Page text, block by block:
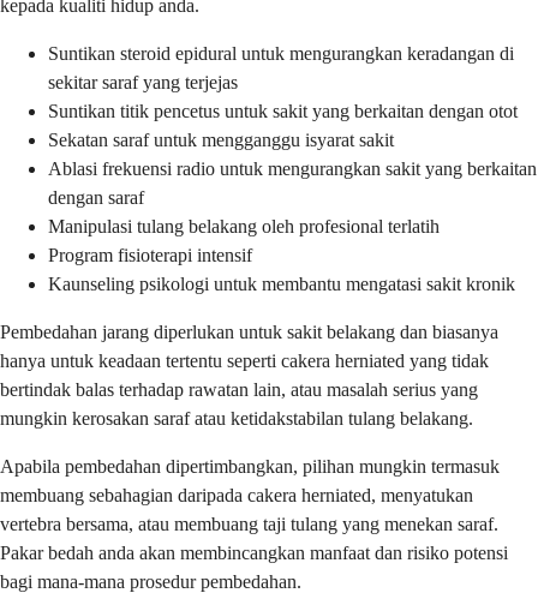
kepada kualiti hidup anda.
Suntikan steroid epidural untuk mengurangkan keradangan di
sekitar saraf yang terjejas
Suntikan titik pencetus untuk sakit yang berkaitan dengan otot
Sekatan saraf untuk mengganggu isyarat sakit
Ablasi frekuensi radio untuk mengurangkan sakit yang berkaitan
dengan saraf
Manipulasi tulang belakang oleh profesional terlatih
Program fisioterapi intensif
Kaunseling psikologi untuk membantu mengatasi sakit kronik
Pembedahan jarang diperlukan untuk sakit belakang dan biasanya
hanya untuk keadaan tertentu seperti cakera herniated yang tidak
bertindak balas terhadap rawatan lain, atau masalah serius yang
mungkin kerosakan saraf atau ketidakstabilan tulang belakang.
Apabila pembedahan dipertimbangkan, pilihan mungkin termasuk
membuang sebahagian daripada cakera herniated, menyatukan
vertebra bersama, atau membuang taji tulang yang menekan saraf.
Pakar bedah anda akan membincangkan manfaat dan risiko potensi
bagi mana-mana prosedur pembedahan.